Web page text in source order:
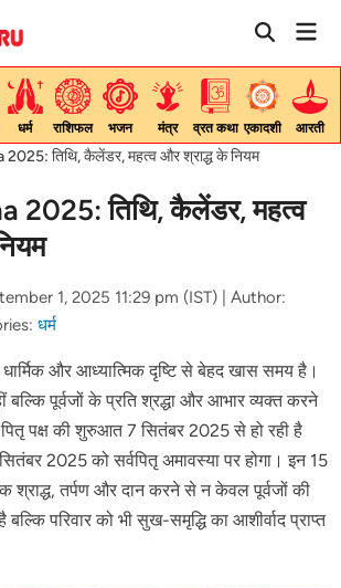
धर्म राशिफल भजन मंत्र व्रत कथा एकादशी आरती
तिथि, कैलेंडर, महत्व और श्राद्ध के नियम
2025: तिथि, कैलेंडर, महत्व
1, 2025 11:29 pm (IST) |
Author:
धर्म
और आध्यात्मिक दृष्टि से बेहद खास समय है।
बल्कि पूर्वजों के प्रति श्रद्धा और आभार व्यक्त करने
पक्ष की शुरुआत 7 सितंबर 2025 से हो रही है
2025 को सर्वपितृ अमावस्या पर होगा। इन 15
श्राद्ध, तर्पण और दान करने से न केवल पूर्वजों की
बल्कि परिवार को भी सुख-समृद्धि का आशीर्वाद प्राप्त